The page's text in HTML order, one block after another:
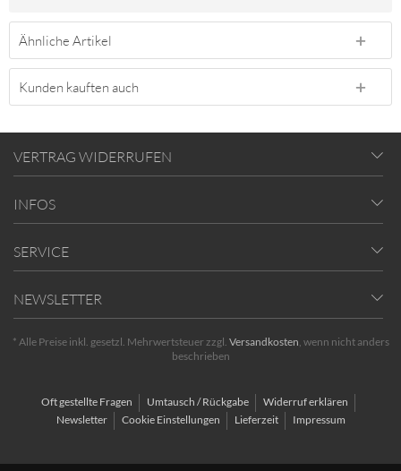
Ähnliche Artikel
Kunden kauften auch
VERTRAG WIDERRUFEN
INFOS
SERVICE
NEWSLETTER
* Alle Preise inkl. gesetzl. Mehrwertsteuer zzgl. Versandkosten, wenn nicht anders
beschrieben
Oft gestellte Fragen Umtausch / Rückgabe
Widerruf erklären
Newsletter
Cookie Einstellungen Lieferzeit Impressum